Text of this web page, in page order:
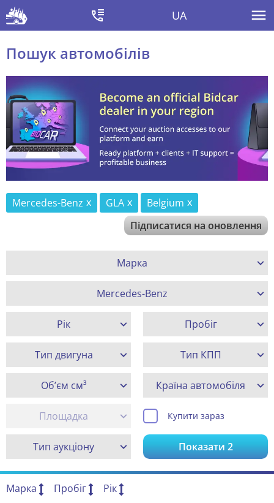
UA
Пошук автомобілів
Mercedes-Benz GLA
Belgium
Підписатися на оновлення
Марка
Mercedes-Benz
Рік Пробіг
Тип двигуна Тип КПП
Об’єм см³ Країна автомобіля
Площадка Купити зараз
Тип аукціону Показати2
Марка Пробіг Рік